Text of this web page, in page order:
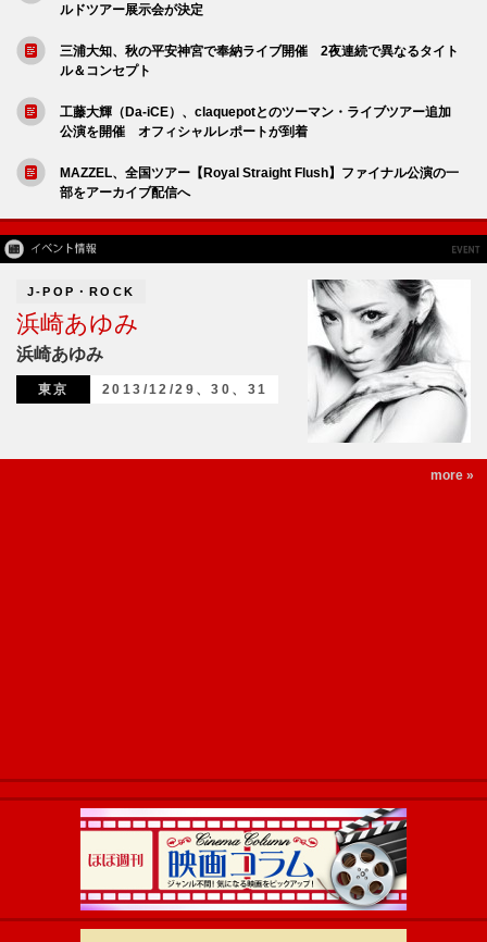
ルドツアー展示会が決定
三浦大知、秋の平安神宮で奉納ライブ開催 2夜連続で異なるタイト
ル＆コンセプト
工藤大輝（Da-iCE）、claquepotとのツーマン・ライブツアー追加
公演を開催 オフィシャルレポートが到着
MAZZEL、全国ツアー【Royal Straight Flush】ファイナル公演の一
部をアーカイブ配信へ
J-POP・ROCK
浜崎あゆみ
浜崎あゆみ
東京 2013/12/29、30、31
more »